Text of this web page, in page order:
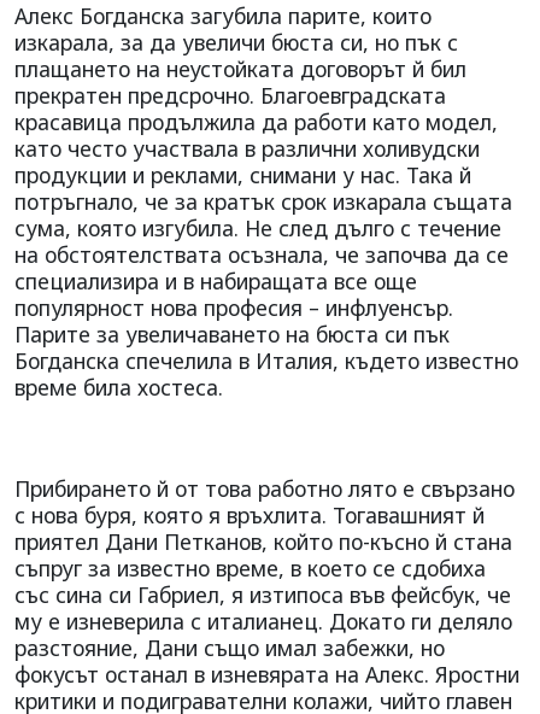
Алекс Богданска загубила парите, които
изкарала, за да увеличи бюста си, но пък с
плащането на неустойката договорът й бил
прекратен предсрочно. Благоевградската
красавица продължила да работи като модел,
като често участвала в различни холивудски
продукции и реклами, снимани у нас. Така й
потръгнало, че за кратък срок изкарала същата
сума, която изгубила. Не след дълго с течение
на обстоятелствата осъзнала, че започва да се
специализира и в набиращата все още
популярност нова професия – инфлуенсър.
Парите за увеличаването на бюста си пък
Богданска спечелила в Италия, където известно
време била хостеса.
Прибирането й от това работно лято е свързано
с нова буря, която я връхлита. Тогавашният й
приятел Дани Петканов, който по-късно й стана
съпруг за известно време, в което се сдобиха
със сина си Габриел, я изтипоса във фейсбук, че
му е изневерила с италианец. Докато ги деляло
разстояние, Дани също имал забежки, но
фокусът останал в изневярата на Алекс. Яростни
критики и подигравателни колажи, чийто главен